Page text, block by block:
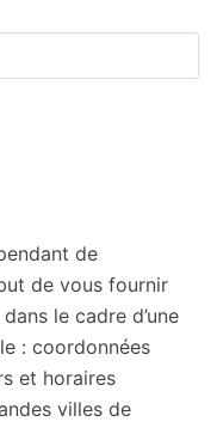
de
de vous fournir
le cadre d’une
: coordonnées
et horaires
villes de